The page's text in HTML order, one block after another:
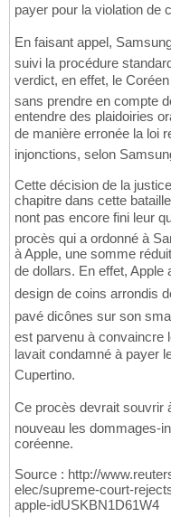
payer pour la violation de
En faisant appel,
suivi la procédure
verdict, en effet, le
sans prendre en compte
entendre des plaidoiries
de manière erronée la loi
injonctions, selon
Cette décision de la
chapitre dans cette
nont pas encore fini leur
procès qui a ordonné à
à Apple, une somme
de dollars. En effet, Apple
design de coins arrondis
pavé dicônes sur son
est parvenu à convaincre
lavait condamné à payer
Cupertino.
Ce procès devrait
nouveau les dommages-
coréenne.
Source : http://
elec/supreme-court-
apple-idUSKBN1D61W4